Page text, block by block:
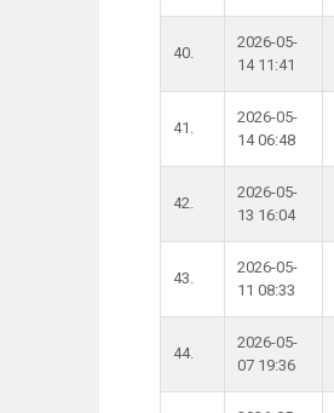
40.
2026-05-
14 11:41
41.
2026-05-
14 06:48
42.
2026-05-
13 16:04
43.
2026-05-
11 08:33
44.
2026-05-
07 19:36